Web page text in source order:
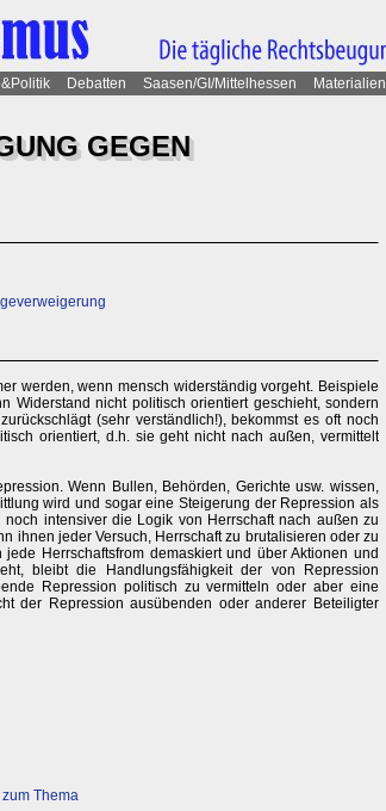
Debatten Saasen/GI/Mittelhessen Materialien
GEGEN
werden, wenn mensch widerständig vorgeht. Beispiele
Widerstand nicht politisch orientiert geschieht, sondern
(sehr verständlich!), bekommst es oft noch
orientiert, d.h. sie geht nicht nach außen, vermittelt
Wenn Bullen, Behörden, Gerichte usw. wissen,
wird und sogar eine Steigerung der Repression als
intensiver die Logik von Herrschaft nach außen zu
ihnen jeder Versuch, Herrschaft zu brutalisieren oder zu
Herrschaftsfrom demaskiert und über Aktionen und
bleibt die Handlungsfähigkeit der von Repression
Repression politisch zu vermitteln oder aber eine
der Repression ausübenden oder anderer Beteiligter
zum Thema